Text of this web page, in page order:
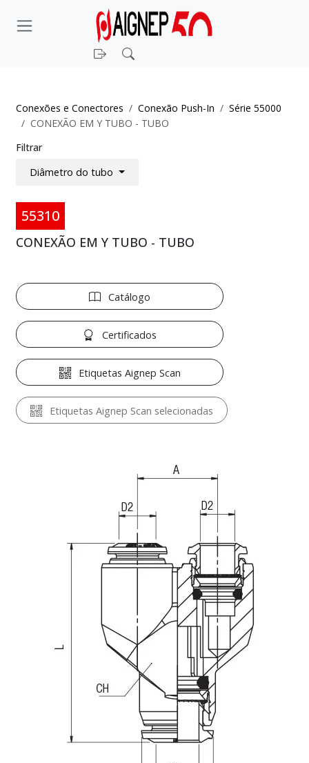
Entrar
Conexões e Conectores Conexão Push-In
Série 55000
CONEXÃO EM Y TUBO - TUBO
Filtrar
Diâmetro do tubo
55310
CONEXÃO EM Y TUBO - TUBO
Catálogo
Certificados
Etiquetas Aignep Scan
Etiquetas Aignep Scan selecionadas